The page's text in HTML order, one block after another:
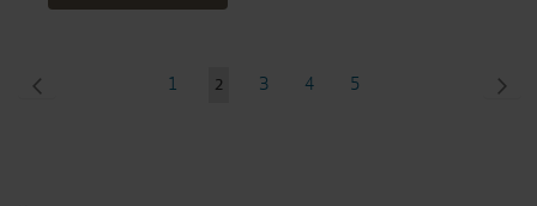
Seite
1
Sie
2 Seite
3 Seite
4 Seite
5